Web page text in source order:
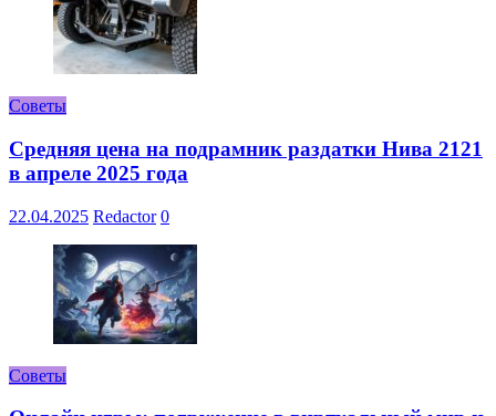
Советы
Средняя цена на подрамник раздатки Нива 2121
в апреле 2025 года
22.04.2025 Redactor 0
Советы